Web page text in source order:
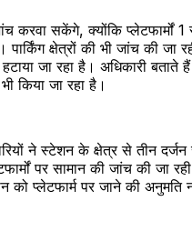
करवा सकेंगे, क्योंकि प्लेटफार्मों
क्षेत्रों की भी जांच की जा
जा रहा है। अधिकारी बताते
किया जा रहा है।
ने स्टेशन के क्षेत्र से तीन
पर सामान की जांच की जा
को प्लेटफार्म पर जाने की अनुमति